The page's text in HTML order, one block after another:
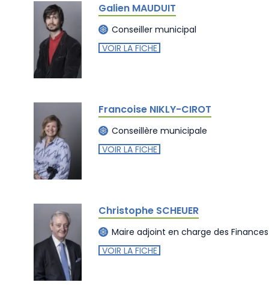
Galien MAUDUIT
Conseiller municipal
VOIR LA FICHE
Francoise NIKLY-CIROT
Conseillère municipale
VOIR LA FICHE
Christophe SCHEUER
Maire adjoint en charge des Finances
VOIR LA FICHE